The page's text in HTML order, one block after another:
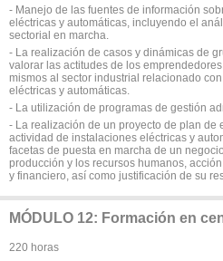
- Manejo de las fuentes de información
eléctricas y automáticas, incluyendo el
sectorial en marcha.
- La realización de casos y dinámicas de
valorar las actitudes de los
mismos al sector industrial relacionado
eléctricas y automáticas.
- La utilización de programas de gestión
- La realización de un proyecto de plan de
actividad de instalaciones eléctricas y
facetas de puesta en marcha de un
producción y los recursos humanos,
y financiero, así como justificación de su
MÓDULO 12: Formación en
220 horas